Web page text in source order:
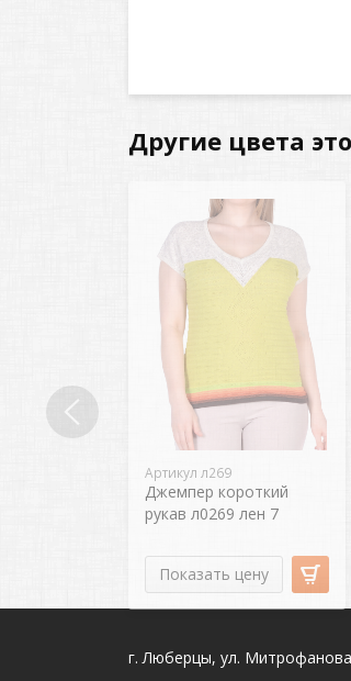
Другие цвета
Артикул л269
Джемпер короткий
рукав л0269 лен 7
Показать цену
г. Люберцы, ул.